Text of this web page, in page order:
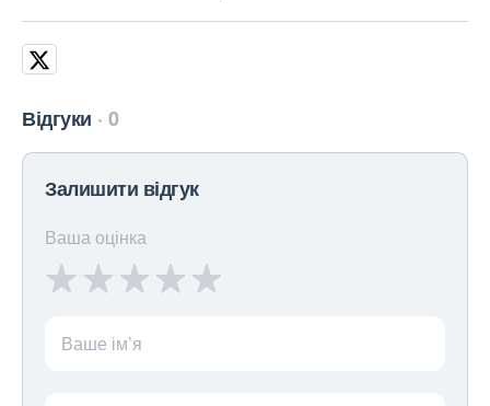
Відгуки 0
Залишити відгук
Ваша оцінка
Ваше ім’я